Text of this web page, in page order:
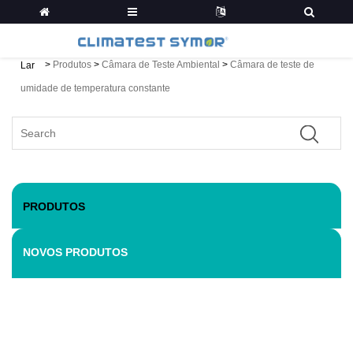
Lar > Produtos > Câmara de Teste Ambiental > Câmara de teste de
umidade de temperatura constante
PRODUTOS
NOVOS PRODUTOS